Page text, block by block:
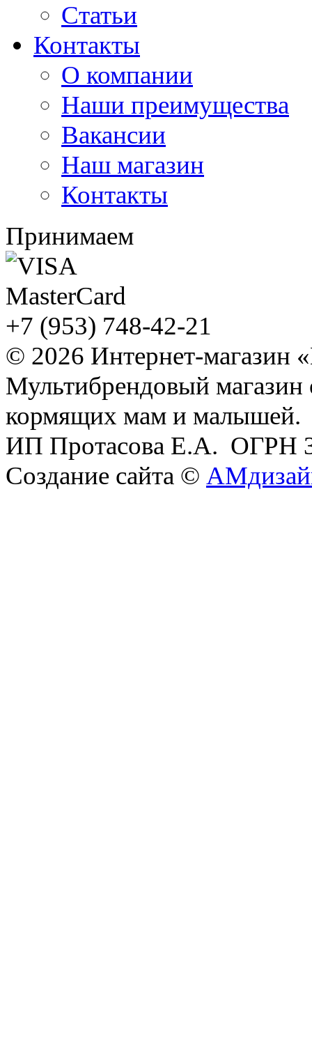
Статьи
Контакты
О компании
Наши преимущества
Вакансии
Наш магазин
Контакты
Принимаем
+7 (953) 748-42-21
© 2026 Интернет-магазин
Мультибрендовый
кормящих мам и малышей.
ИП Протасова Е.А. ОГРН
Создание сайта ©